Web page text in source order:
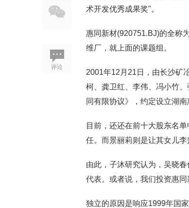
评论
术开发优秀成果奖"。
惠同新材(920751.BJ)的全称
维厂，就上面的课题组。
2001年12月21日，由长沙矿
柯、龚卫红、李伟、冯小竹、
同有限协议》，约定设立湖
目前，还还在前十大股东名
任。而景丽莉则是让其女儿李
由此，子沐研究认为，吴晓
代表。或者说，我们投资惠同
独立的原因是响应1999年国